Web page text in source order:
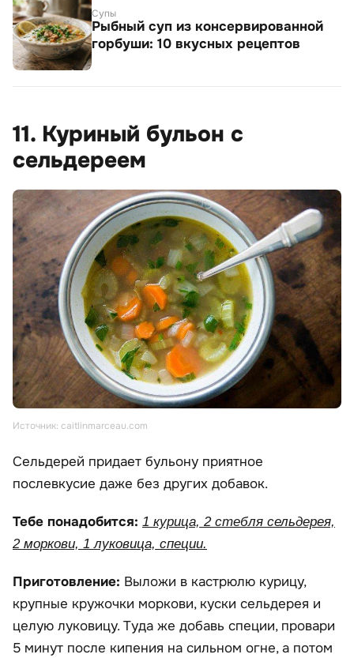
Супы
Рыбный суп из консервированной
горбуши: 10 вкусных рецептов
11. Куриный бульон с
сельдереем
Источник: caitlinmarceau.com
Сельдерей придает бульону приятное
послевкусие даже без других добавок.
Тебе понадобится: 1 курица, 2 стебля сельдерея,
2 моркови, 1 луковица, специи.
Приготовление: Выложи в кастрюлю курицу,
крупные кружочки моркови, куски сельдерея и
целую луковицу. Туда же добавь специи, провари
5 минут после кипения на сильном огне, а потом